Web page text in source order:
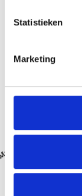
Statistieken
Marketing
Team